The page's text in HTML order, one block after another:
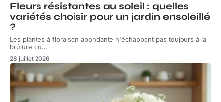
Fleurs résistantes au soleil : quelles
variétés choisir pour un jardin ensoleillé
?
Les plantes à floraison abondante n'échappent pas toujours à la
brûlure du…
28 juillet 2026